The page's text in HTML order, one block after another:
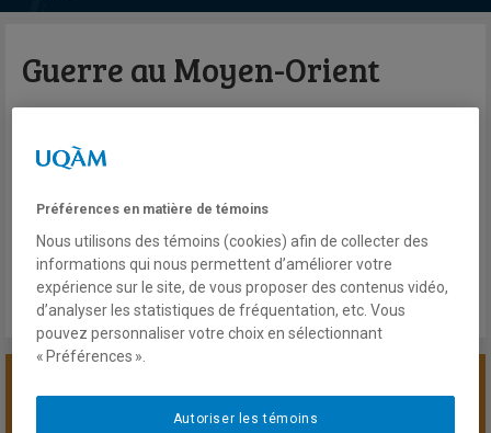
Guerre au Moyen-Orient
Télé
TVA Nouvelles
Lien externe
SOUTENIR LA CHAIRE
Préférences en matière de témoins
Nous utilisons des témoins (cookies) afin de collecter des
informations qui nous permettent d’améliorer votre
expérience sur le site, de vous proposer des contenus vidéo,
d’analyser les statistiques de fréquentation, etc. Vous
pouvez personnaliser votre choix en sélectionnant
« Préférences ».
Autoriser les témoins